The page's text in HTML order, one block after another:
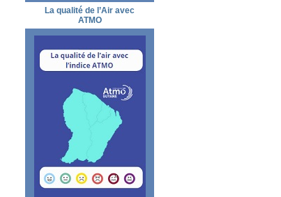
La qualité de l’Air avec
ATMO